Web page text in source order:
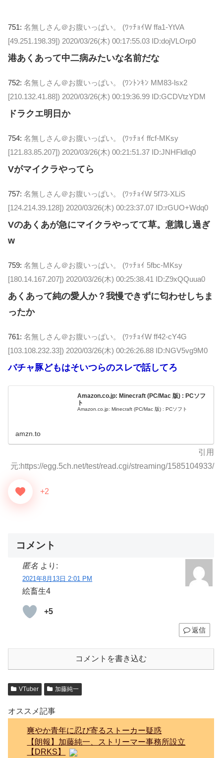
751: 名無しさん＠お腹いっぱい。 (ﾜｯﾁｮｲW ffa1-YtVA
[49.251.198.39]) 2020/03/26(木) 00:17:55.03 ID:dojVLOrp0
港あくあって中二病みたいな名前だな
752: 名無しさん＠お腹いっぱい。 (ﾜﾝﾄﾝｷﾝ MM83-lsx2
[210.132.41.88]) 2020/03/26(木) 00:19:36.99 ID:GCDVtzYDM
ドラクエ明日か
754: 名無しさん＠お腹いっぱい。 (ﾜｯﾁｮｲ ffcf-MKsy
[121.83.85.207]) 2020/03/26(木) 00:21:51.37 ID:JNHFldIq0
Vがマイクラやってら
757: 名無しさん＠お腹いっぱい。 (ﾜｯﾁｮｲW 5f73-XLiS
[124.214.39.128]) 2020/03/26(木) 00:23:37.07 ID:rGUO+Wdq0
Vのあくあが急にマイクラやってて草。意識し過ぎ
w
759: 名無しさん＠お腹いっぱい。 (ﾜｯﾁｮｲ 5fbc-MKsy
[180.14.167.207]) 2020/03/26(木) 00:25:38.41 ID:Z9xQQuua0
あくあって純の愛人か？我慢できずに匂わせしちま
ったか
761: 名無しさん＠お腹いっぱい。 (ﾜｯﾁｮｲW ff42-cY4G
[103.108.232.33]) 2020/03/26(木) 00:26:26.88 ID:NGV5vg9M0
バチャ豚どもはそいつらのスレで話してろ
Amazon.co.jp: Minecraft (PC/Mac 版) : PCソフ
ト
Amazon.co.jp: Minecraft (PC/Mac 版) : PCソフト
amzn.to
引用
元:https://egg.5ch.net/test/read.cgi/streaming/1585104933/
+2
コメント
匿名 より:
2021年8月13日 2:01 PM
絵畜生4
+5
返信
コメントを書き込む
VTuber 加藤純一
オススメ記事
爽やか青年に忍び寄るストーカー疑惑
【朗報】加藤純一、ストリーマー事務所設立
【DRKS】